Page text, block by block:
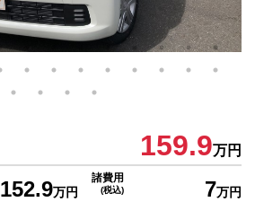
159.9万円
152.9万円
諸費用
(税込) 7万円